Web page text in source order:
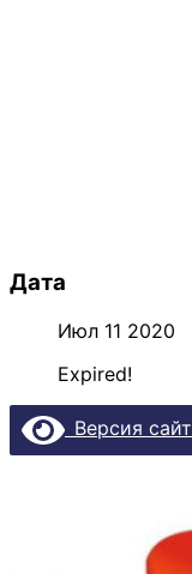
Дата
Июл 11 2020
Expired!
Версия